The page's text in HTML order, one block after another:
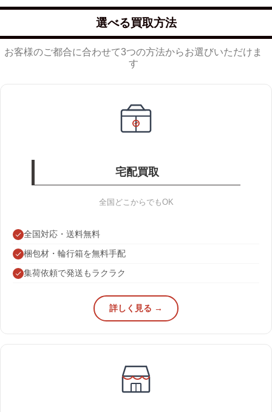
選べる買取方法
お客様のご都合に合わせて3つの方法からお選びいただけま
す
宅配買取
全国どこからでもOK
全国対応・送料無料
梱包材・輪行箱を無料手配
集荷依頼で発送もラクラク
詳しく見る →